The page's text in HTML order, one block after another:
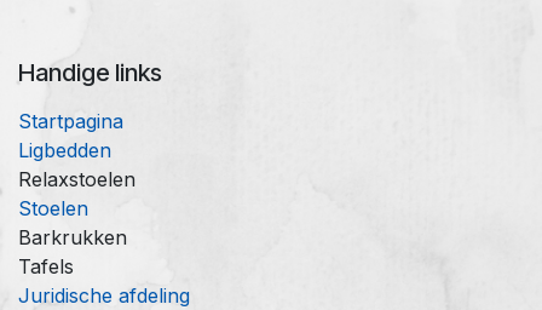
Handige links
Startpagina
Ligbedden
Relaxstoelen
Stoelen
Barkrukken
Tafels
Juridische afdeling